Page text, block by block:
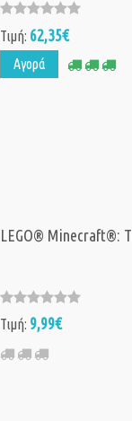
Τιμή: 62,35€
Αγορά
LEGO® Minecraft®:
Τιμή: 9,99€